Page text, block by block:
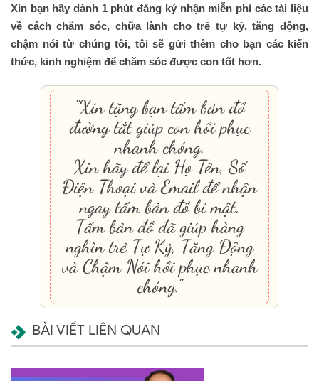
Xin bạn hãy dành 1 phút đăng ký nhận miễn phí các tài liệu
về cách chăm sóc, chữa lành cho trẻ tự kỷ, tăng động,
chậm nói từ chúng tôi, tôi sẽ gửi thêm cho bạn các kiến
thức, kinh nghiệm để chăm sóc được con tốt hơn.
"Xin tặng bạn tấm bản đồ
đường tắt giúp con hồi phục
nhanh chóng.
Xin hãy để lại Họ Tên, Số
Điện Thoại và Email để nhận
ngay tấm bản đồ bí mật.
Tấm bản đồ đã giúp hàng
nghìn trẻ Tự Kỷ, Tăng Động
và Chậm Nói hồi phục nhanh
chóng."
BÀI VIẾT LIÊN QUAN